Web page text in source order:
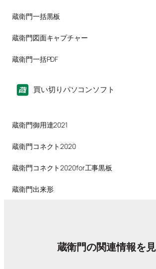
蔵衛門一括黒板
蔵衛門図面キャプチャー
蔵衛門一括PDF
買い切りパソコンソフト
蔵衛門御用達2021
蔵衛門コネクト2020
蔵衛門コネクト2020for工事黒板
蔵衛門出来形
蔵衛門の関連情報を